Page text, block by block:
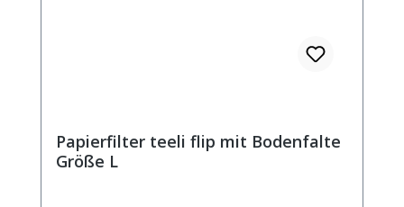
Papierfilter teeli flip mit Bodenfalte
Größe L